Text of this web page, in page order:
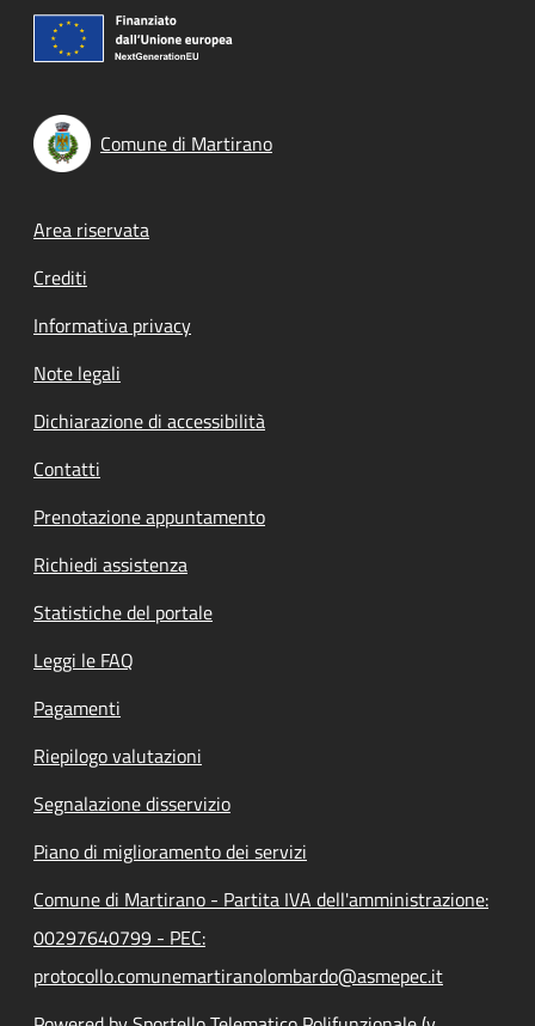
Comune di Martirano
Footer menu
Area riservata
Crediti
Informativa privacy
Note legali
Dichiarazione di accessibilità
Contatti
Prenotazione appuntamento
Richiedi assistenza
Statistiche del portale
Leggi le FAQ
Pagamenti
Riepilogo valutazioni
Segnalazione disservizio
Piano di miglioramento dei servizi
Comune di Martirano - Partita IVA dell'amministrazione:
00297640799 - PEC:
protocollo.comunemartiranolombardo@asmepec.it